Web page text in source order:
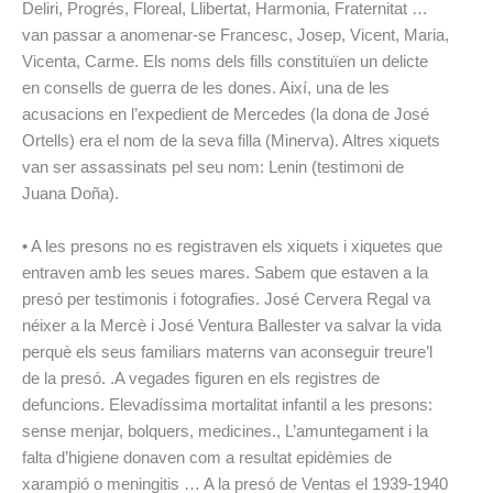
Deliri, Progrés, Floreal, Llibertat, Harmonia, Fraternitat …
van passar a anomenar-se Francesc, Josep, Vicent, Maria,
Vicenta, Carme. Els noms dels fills constituïen un delicte
en consells de guerra de les dones. Així, una de les
acusacions en l’expedient de Mercedes (la dona de José
Ortells) era el nom de la seva filla (Minerva). Altres xiquets
van ser assassinats pel seu nom: Lenin (testimoni de
Juana Doña).
• A les presons no es registraven els xiquets i xiquetes que
entraven amb les seues mares. Sabem que estaven a la
presó per testimonis i fotografies. José Cervera Regal va
néixer a la Mercè i José Ventura Ballester va salvar la vida
perquè els seus familiars materns van aconseguir treure’l
de la presó. .A vegades figuren en els registres de
defuncions. Elevadíssima mortalitat infantil a les presons:
sense menjar, bolquers, medicines., L’amuntegament i la
falta d’higiene donaven com a resultat epidèmies de
xarampió o meningitis … A la presó de Ventas el 1939-1940